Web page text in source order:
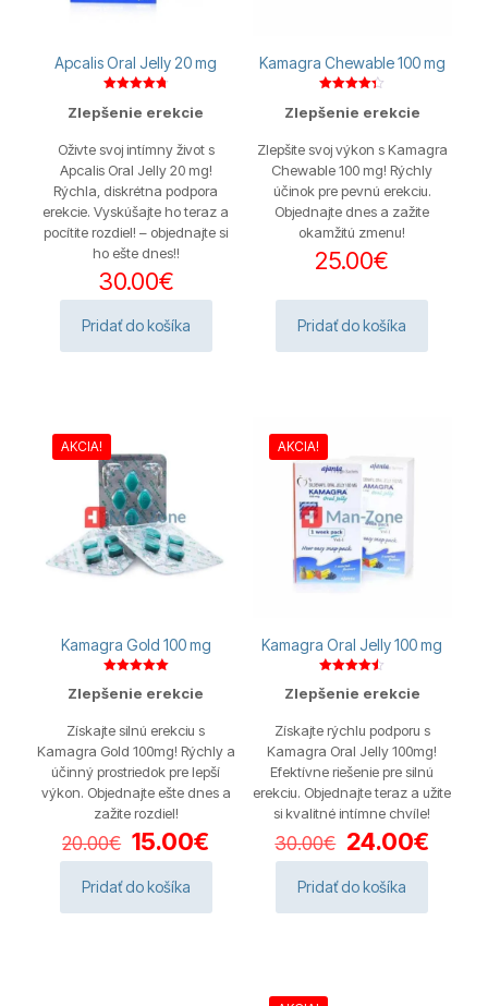
Apcalis Oral Jelly 20 mg
4.75
Zlepšenie erekcie
Oživte svoj intímny život s
Apcalis Oral Jelly 20 mg!
Rýchla, diskrétna podpora
erekcie. Vyskúšajte ho teraz a
pocítite rozdiel! – objednajte si
ho ešte dnes!!
30.00€
Pridať do košíka
Kamagra Chewable 100 mg
4.33
Zlepšenie erekcie
Zlepšite svoj výkon s Kamagra
Chewable 100 mg! Rýchly
účinok pre pevnú erekciu.
Objednajte dnes a zažite
okamžitú zmenu!
25.00€
Pridať do košíka
AKCIA!
Kamagra Gold 100 mg
5.00
Zlepšenie erekcie
Získajte silnú erekciu s
Kamagra Gold 100mg! Rýchly a
účinný prostriedok pre lepší
výkon. Objednajte ešte dnes a
zažite rozdiel!
20.00€ Pôvodná
cena
bola:
20.00€.
15.00€ Aktuálna
cena
Pridať do košíka
AKCIA!
Kamagra Oral Jelly 100 mg
4.50
Zlepšenie erekcie
Získajte rýchlu podporu s
Kamagra Oral Jelly 100mg!
Efektívne riešenie pre silnú
erekciu. Objednajte teraz a užite
si kvalitné intímne chvíle!
30.00€ Pôvodná
cena
bola:
30.00€.
24.00€
Pridať do košíka